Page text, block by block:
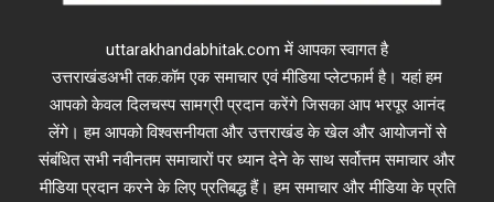
uttarakhandabhitak.com में आपका स्वागत है
उत्तराखंडअभी तक.कॉम एक समाचार एवं मीडिया प्लेटफार्म है। यहां हम
आपको केवल दिलचस्प सामग्री प्रदान करेंगे जिसका आप भरपूर आनंद
लेंगे। हम आपको विश्वसनीयता और उत्तराखंड के खेल और आयोजनों से
संबंधित सभी नवीनतम समाचारों पर ध्यान देने के साथ सर्वोत्तम समाचार और
मीडिया प्रदान करने के लिए प्रतिबद्ध हैं। हम समाचार और मीडिया के प्रति